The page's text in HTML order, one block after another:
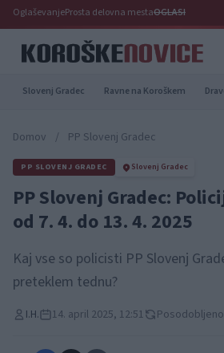
OglaševanjeProsta delovna mestaOGLASI
Slovenj Gradec Ravne na Koroškem
Domov / PP Slovenj Gradec
PP SLOVENJ GRADEC Slovenj Gradec
PP Slovenj Gradec:
od 7. 4. do 13. 4. 2025
Kaj vse so policisti PP Slovenj
preteklem tednu?
I.H. 14. april 2025, 12:51